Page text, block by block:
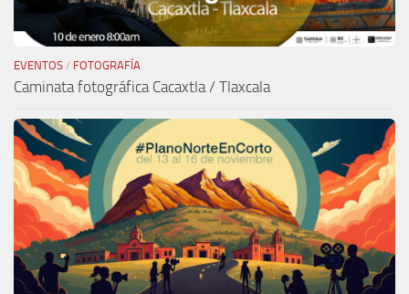
EVENTOS / FOTOGRAFÍA
Caminata fotográfica Cacaxtla / Tlaxcala